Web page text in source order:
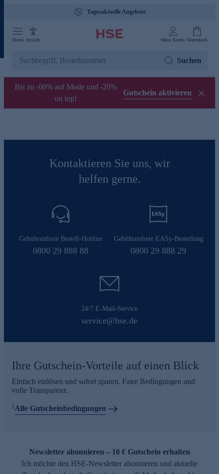
Tagesaktuelle Angebote
Menü Ansicht Mein Konto Warenkorb
Suchen
Bis zu -60% auf Mode und -20%
on top!
Gutschein aktivieren
Kontaktieren Sie uns, wir
helfen gerne.
Gebührenfreie Bestell-Hotline
0800 29 888 88
Gebührenfreie EASy-Bestellung
0800 29 888 29
24/7 E-Mail-Service
service@hse.de
Ihre Gutschein-Vorteile auf einen Blick
Einfach einlösen und sofort sparen. Faire Bedingungen und
volle Transparenz.
1Alle Gutscheinbedingungen
Newsletter abonnieren – 10 € Gutschein erhalten
Ich möchte den HSE-Newsletter abonnieren und aktuelle